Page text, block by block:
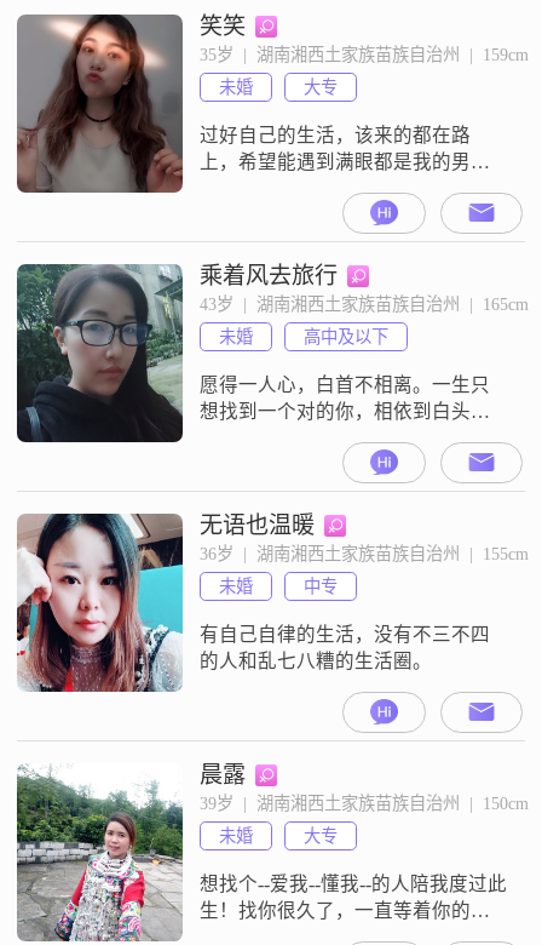
笑笑
35岁  |  湖南湘西土家族苗族自治州  |  159cm
未婚
大专
过好自己的生活，该来的都在路
上，希望能遇到满眼都是我的男
乘着风去旅行
43岁  |  湖南湘西土家族苗族自治州  |  165cm
未婚
高中及以下
愿得一人心，白首不相离。一生只
想找到一个对的你，相依到白头。
无语也温暖
36岁  |  湖南湘西土家族苗族自治州  |  155cm
未婚
中专
有自己自律的生活，没有不三不四
的人和乱七八糟的生活圈。
晨露
39岁  |  湖南湘西土家族苗族自治州  |  150cm
未婚
大专
想找个--爱我--懂我--的人陪我度过此
生！找你很久了，一直等着你的！